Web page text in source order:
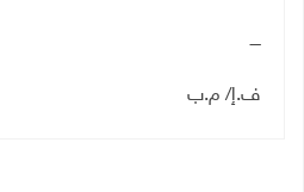
ــــ
ف.إ/ م.ب